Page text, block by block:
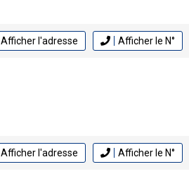
Afficher l'adresse Afficher le N°
Afficher l'adresse Afficher le N°